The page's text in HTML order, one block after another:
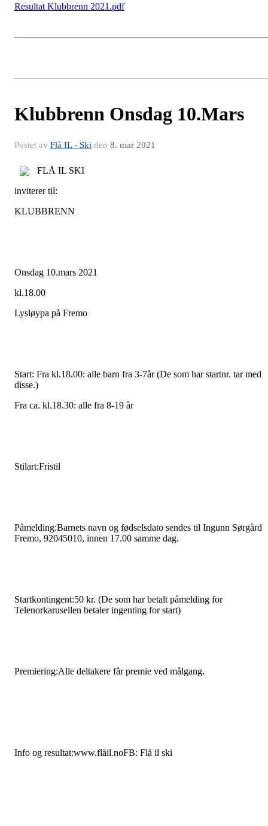
Resultat Klubbrenn 2021.pdf
Klubbrenn Onsdag 10.Mars
Postet av Flå IL - Ski den 8. mar 2021
FLÅ IL SKI
inviterer til:
KLUBBRENN
Onsdag 10.mars 2021
kl.18.00
Lysløypa på Fremo
Start: Fra kl.18.00: alle barn fra 3-7år (De som har startnr. tar med
disse.)
Fra ca. kl.18.30: alle fra 8-19 år
Stilart:Fristil
Påmelding:Barnets navn og fødselsdato sendes til Ingunn Sørgård
Fremo, 92045010, innen 17.00 samme dag.
Startkontingent:50 kr. (De som har betalt påmelding for
Telenorkarusellen betaler ingenting for start)
Premiering:Alle deltakere får premie ved målgang.
Info og resultat:www.flåil.noFB: Flå il ski